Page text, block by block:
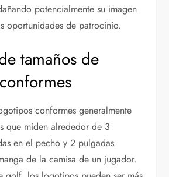
potencialmente su imagen
oportunidades de patrocinio.
tamaños de
conformes generalmente
que miden alrededor de 3
en el pecho y 2 pulgadas
de la camisa de un jugador.